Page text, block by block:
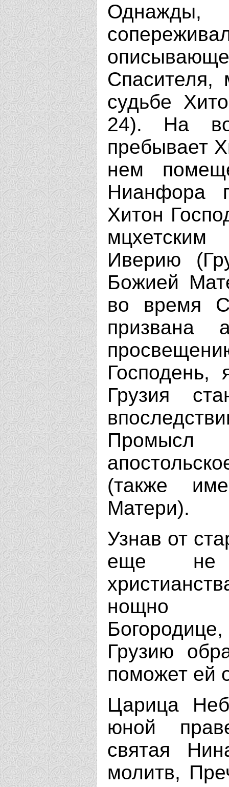
Спасителя,
судьбе
24). На
пребывает
нем
Нианфора
Хитон
Иверию
Божией
во время
призвана
Господень,
Грузия
(также
Матери).
Узнав от
еще не
нощно
Грузию
поможет ей
Царица
юной
святая
молитв,